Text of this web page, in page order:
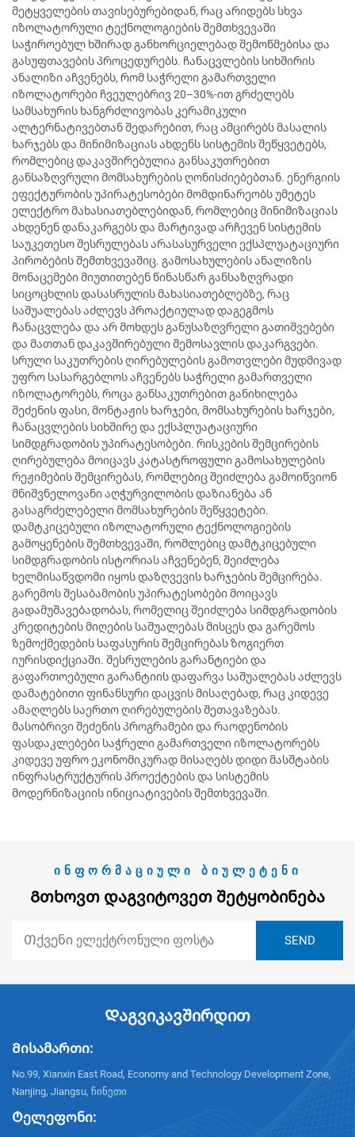
მეტყველების თავისებურებიდან, რაც არიდებს სხვა
იზოლატორული ტექნოლოგიების შემთხვევაში
საჭიროებულ ხშირად განხორციელებად შემოწმებისა და
გასუფთავების პროცედურებს. ჩანაცვლების სიხშირის
ანალიზი აჩვენებს, რომ საჭრელი გამართველი
იზოლატორები ჩვეულებრივ 20–30%-ით გრძელებს
სამსახურის ხანგრძლივობას კერამიკული
ალტერნატივებთან შედარებით, რაც ამცირებს მასალის
ხარჯებს და მინიმიზაციას ახდენს სისტემის შეწყვეტებს,
რომლებიც დაკავშირებულია განსაკუთრებით
განსაზღვრული მომსახურების ღონისძიებებთან. ენერგიის
ეფექტურობის უპირატესობები მომდინარეობს უმეტეს
ელექტრო მახასიათებლებიდან, რომლებიც მინიმიზაციას
ახდენენ დანაკარგებს და მარტივად არჩევენ სისტემის
საუკეთესო შესრულებას არასასურველი ექსპლუატაციური
პირობების შემთხვევაშიც. გამოსახულების ანალიზის
მონაცემები მიუთითებენ წინასწარ განსაზღვრადი
სიცოცხლის დასასრულის მახასიათებლებზე, რაც
საშუალებას აძლევს პროაქტიულად დაგეგმოს
ჩანაცვლება და არ მოხდეს განუსაზღვრელი გათიშვებები
და მათთან დაკავშირებული შემოსავლის დაკარგვები.
სრული საკუთრების ღირებულების გამოთვლები მუდმივად
უფრო სასარგებლოს აჩვენებს საჭრელი გამართველი
იზოლატორებს, როცა განსაკუთრებით განიხილება
შეძენის ფასი, მონტაჟის ხარჯები, მომსახურების ხარჯები,
ჩანაცვლების სიხშირე და ექსპლუატაციური
სიმდგრადობის უპირატესობები. რისკების შემცირების
ღირებულება მოიცავს კატასტროფული გამოსახულების
რეჟიმების შემცირებას, რომლებიც შეიძლება გამოიწვიონ
მნიშვნელოვანი აღჭურვილობის დაზიანება ან
გასაგრძელებელი მომსახურების შეწყვეტები.
დამტკიცებული იზოლატორული ტექნოლოგიების
გამოყენების შემთხვევაში, რომლებიც დამტკიცებული
სიმდგრადობის ისტორიას აჩვენებენ, შეიძლება
ხელმისაწვდომი იყოს დაზღვევის ხარჯების შემცირება.
გარემოს შესაბამობის უპირატესობები მოიცავს
გადამუშავებადობას, რომელიც შეიძლება სიმდგრადობის
კრედიტების მიღების საშუალებას მისცეს და გარემოს
ზემოქმედების საფასურის შემცირებას ზოგიერთ
იურისდიქციაში. შესრულების გარანტიები და
გაფართოებული გარანტიის დაფარვა საშუალებას აძლევს
დამატებითი ფინანსური დაცვის მისაღებად, რაც კიდევე
ამაღლებს საერთო ღირებულების შეთავაზებას.
მასობრივი შეძენის პროგრამები და რაოდენობის
ფასდაკლებები საჭრელი გამართველი იზოლატორებს
კიდევე უფრო ეკონომიკურად მისაღებს დიდი მასშტაბის
ინფრასტრუქტურის პროექტების და სისტემის
მოდერნიზაციის ინიციატივების შემთხვევაში.
ᲘᲜᲤᲝᲠᲛᲐᲪᲘᲣᲚᲘ ᲑᲘᲣᲚᲔᲢᲔᲜᲘ
Გთხოვთ Დაგვიტოვეთ Შეტყობინება
Დაგვიკავშირდით
Მისამართი:
No.99, Xianxin East Road, Economy and Technology Development Zone,
Nanjing, Jiangsu, ჩინეთი
Ტელეფონი: